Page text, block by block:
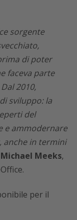
sorgente
di poter
faceva parte
2010,
sviluppo: la
del
e ammodernare
anche in termini
Michael Meeks,
per il